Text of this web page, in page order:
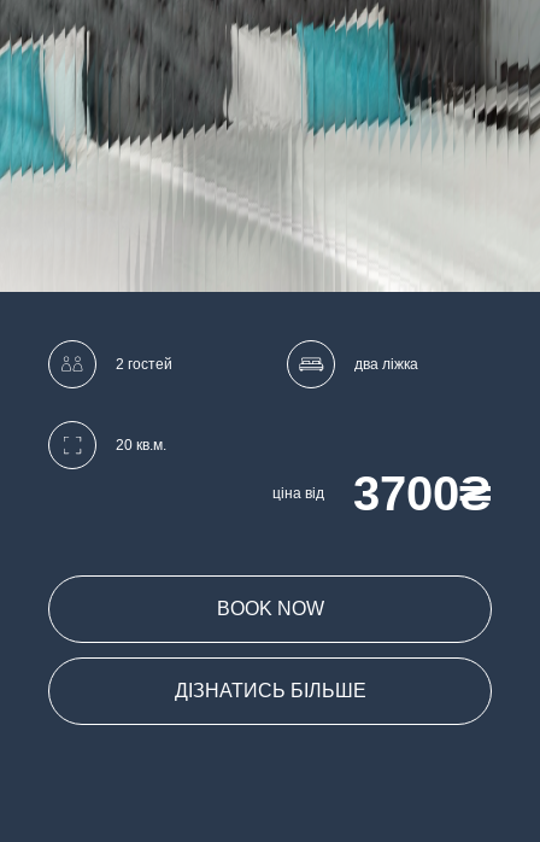
2 гостей два ліжка
20 кв.м.
ціна від 3700₴
BOOK NOW
ДІЗНАТИСЬ БІЛЬШЕ